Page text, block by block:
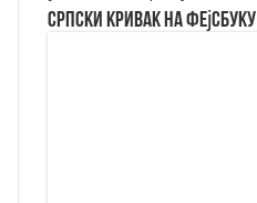
Српски Кривак на Фејсбуку